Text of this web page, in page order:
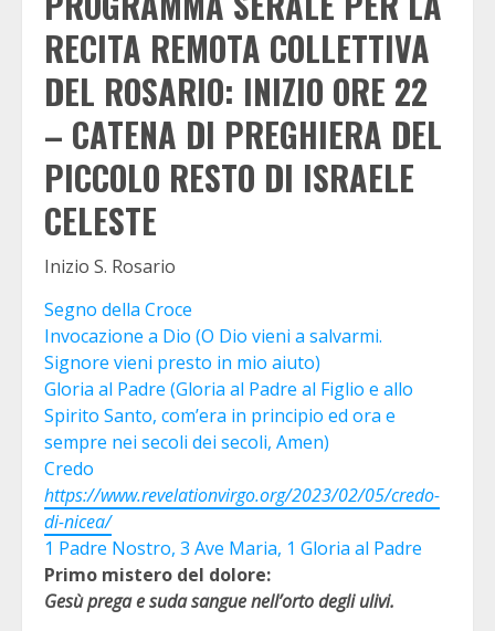
RECITA REMOTA COLLETTIVA
DEL ROSARIO: INIZIO ORE 22
– CATENA DI PREGHIERA DEL
PICCOLO RESTO DI ISRAELE
CELESTE
Inizio S. Rosario
Segno della Croce
Invocazione a Dio (O Dio vieni a salvarmi.
Signore vieni presto in mio aiuto)
Gloria al Padre (Gloria al Padre al Figlio e allo
Spirito Santo, com’era in principio ed ora e
sempre nei secoli dei secoli, Amen)
Credo
https://www.revelationvirgo.org/2023/02/05/credo-
di-nicea/
1 Padre Nostro, 3 Ave Maria, 1 Gloria al Padre
Primo mistero del dolore:
Gesù prega e suda sangue nell’orto degli ulivi.